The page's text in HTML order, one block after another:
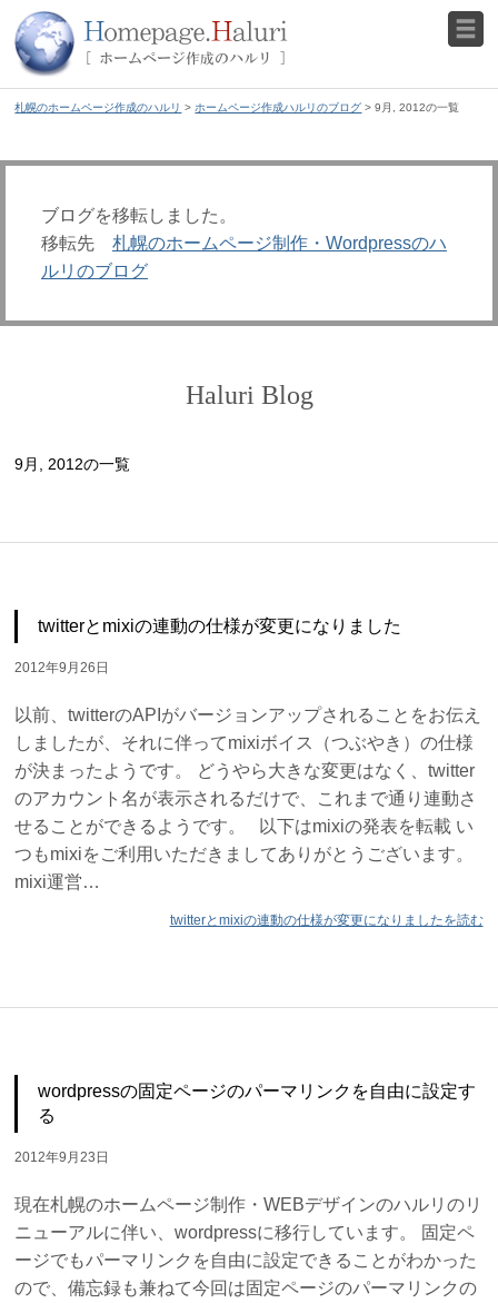
札幌のホームページ作成のハルリ > ホームページ作成ハルリのブログ > 9月, 2012の一覧
ブログを移転しました。
移転先 札幌のホームページ制作・Wordpressのハ
ルリのブログ
Haluri Blog
9月, 2012の一覧
twitterとmixiの連動の仕様が変更になりました
2012年9月26日
以前、twitterのAPIがバージョンアップされることをお伝え
しましたが、それに伴ってmixiボイス（つぶやき）の仕様
が決まったようです。 どうやら大きな変更はなく、twitter
のアカウント名が表示されるだけで、これまで通り連動さ
せることができるようです。 以下はmixiの発表を転載 い
つもmixiをご利用いただきましてありがとうございます。
mixi運営…
twitterとmixiの連動の仕様が変更になりましたを読む
wordpressの固定ページのパーマリンクを自由に設定す
る
2012年9月23日
現在札幌のホームページ制作・WEBデザインのハルリのリ
ニューアルに伴い、wordpressに移行しています。 固定ペ
ージでもパーマリンクを自由に設定できることがわかった
ので、備忘録も兼ねて今回は固定ページのパーマリンクの